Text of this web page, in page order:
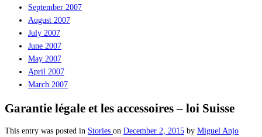
September 2007
August 2007
July 2007
June 2007
May 2007
April 2007
March 2007
Garantie légale et les accessoires – loi Suisse
This entry was posted in Stories on December 2, 2015 by Miguel Anjo